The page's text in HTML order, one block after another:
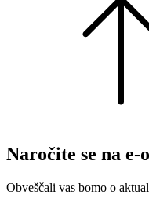
Naročite se na e-
Obveščali vas bomo o